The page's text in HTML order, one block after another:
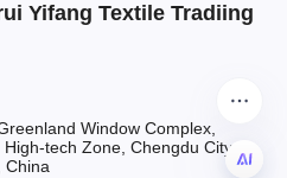
Yifang Textile Tradiing
Window Complex,
tech Zone, Chengdu City,
China